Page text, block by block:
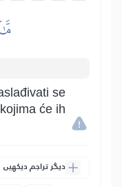
se
će ih
دیگر تراجم دیکھیں